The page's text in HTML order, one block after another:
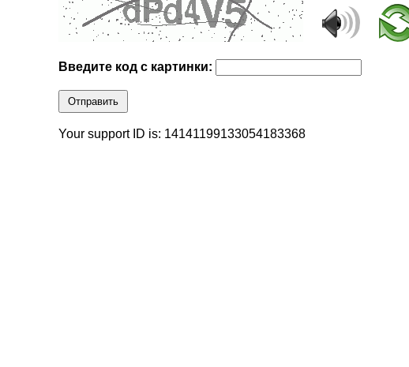
Введите код с картинки:
Отправить
Your support ID is: 14141199133054183368